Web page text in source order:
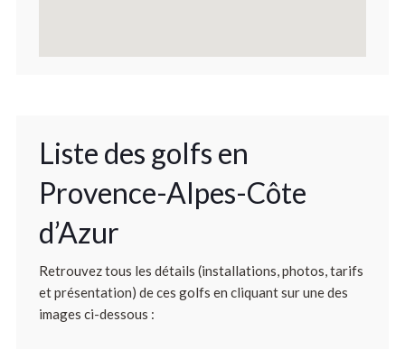
Liste des golfs en
Provence-Alpes-Côte
d’Azur
Retrouvez tous les détails (installations, photos, tarifs
et présentation) de ces golfs en cliquant sur une des
images ci-dessous :